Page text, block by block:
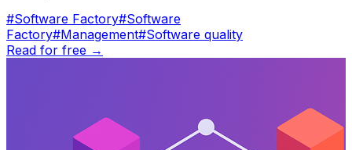
#Software Factory#Software
Factory#Management#Software quality
Read for free →